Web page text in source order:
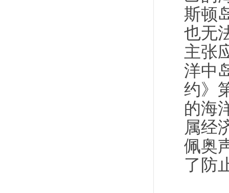
斯顿
也无
主张
洋中
约》
的海
属经
佩奥
了防